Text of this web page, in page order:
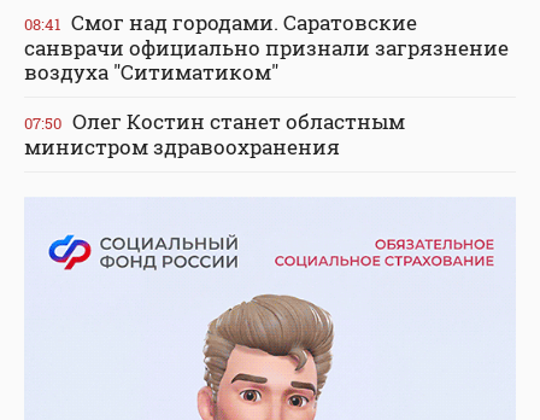
08:41 Смог над городами. Саратовские
санврачи официально признали загрязнение
воздуха "Ситиматиком"
07:50 Олег Костин станет областным
министром здравоохранения